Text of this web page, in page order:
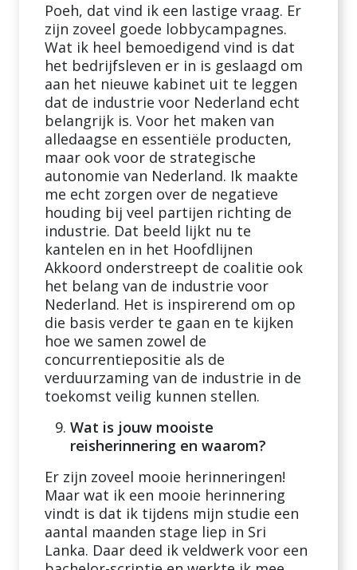
Poeh, dat vind ik een lastige vraag. Er
zijn zoveel goede lobbycampagnes.
Wat ik heel bemoedigend vind is dat
het bedrijfsleven er in is geslaagd om
aan het nieuwe kabinet uit te leggen
dat de industrie voor Nederland echt
belangrijk is. Voor het maken van
alledaagse en essentiële producten,
maar ook voor de strategische
autonomie van Nederland. Ik maakte
me echt zorgen over de negatieve
houding bij veel partijen richting de
industrie. Dat beeld lijkt nu te
kantelen en in het Hoofdlijnen
Akkoord onderstreept de coalitie ook
het belang van de industrie voor
Nederland. Het is inspirerend om op
die basis verder te gaan en te kijken
hoe we samen zowel de
concurrentiepositie als de
verduurzaming van de industrie in de
toekomst veilig kunnen stellen.
Wat is jouw mooiste
reisherinnering en waarom?
Er zijn zoveel mooie herinneringen!
Maar wat ik een mooie herinnering
vindt is dat ik tijdens mijn studie een
aantal maanden stage liep in Sri
Lanka. Daar deed ik veldwerk voor een